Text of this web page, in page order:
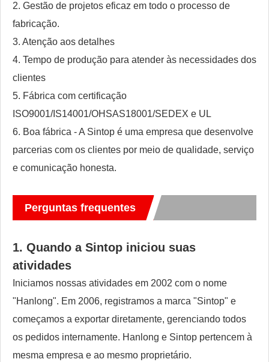
2. Gestão de projetos eficaz em todo o processo de
fabricação.
3. Atenção aos detalhes
4. Tempo de produção para atender às necessidades dos
clientes
5. Fábrica com certificação
ISO9001/IS14001/OHSAS18001/SEDEX e UL
6. Boa fábrica - A Sintop é uma empresa que desenvolve
parcerias com os clientes por meio de qualidade, serviço
e comunicação honesta.
Perguntas frequentes
1. Quando a Sintop iniciou suas
atividades
Iniciamos nossas atividades em 2002 com o nome
"Hanlong". Em 2006, registramos a marca "Sintop" e
começamos a exportar diretamente, gerenciando todos
os pedidos internamente. Hanlong e Sintop pertencem à
mesma empresa e ao mesmo proprietário.